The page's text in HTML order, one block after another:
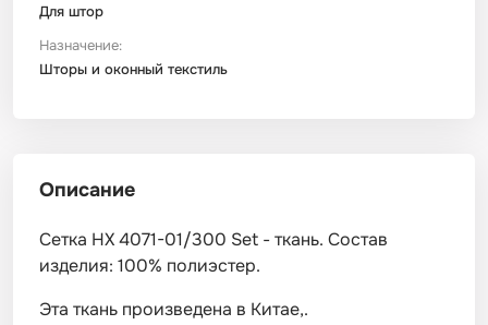
Для штор
Назначение:
Шторы и оконный текстиль
Описание
Сетка HX 4071-01/300 Set - ткань. Состав
изделия: 100% полиэстер.
Эта ткань произведена в Китае,.